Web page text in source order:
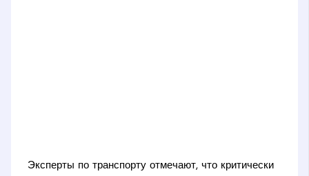
Эксперты по транспорту отмечают, что критически